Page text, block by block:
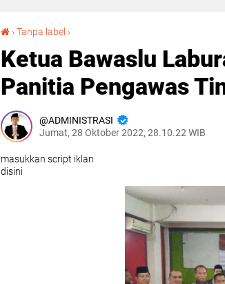
›Tanpa label ›
Ketua Bawaslu
Panitia Pengawas
ADMINISTRASI
Jumat, 28 Oktober 2022, 28.10.22 WIB
masukkan script iklan
disini